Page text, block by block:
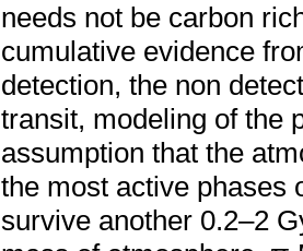
needs not be carbon
cumulative evidence
detection, the non
transit, modeling of the
assumption that the
the most active phases
survive another 0.2–2